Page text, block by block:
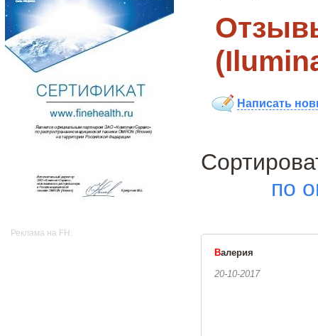
Реклама на FH:
Написать
по
Валерия
20-10-2017